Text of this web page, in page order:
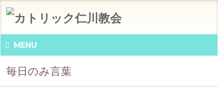
MENU
毎日のみ言葉